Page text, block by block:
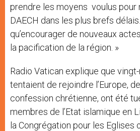
prendre les moyens voulus pour
DAECH dans les plus brefs
qu’encourager de nouveaux
la pacification de la région. »
Radio Vatican explique que
tentaient de rejoindre l’Europe,
confession chrétienne, ont été
membres de l’Etat islamique en
la Congrégation pour les Eglises